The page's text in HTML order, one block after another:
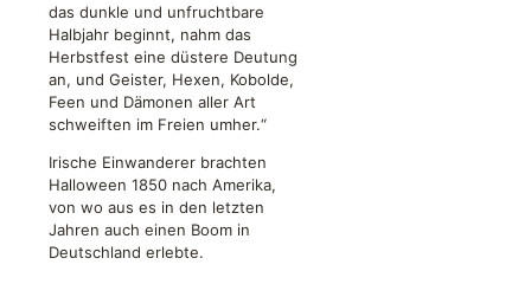
das dunkle und unfruchtbare
Halbjahr beginnt, nahm das
Herbstfest eine düstere Deutung
an, und Geister, Hexen, Kobolde,
Feen und Dämonen aller Art
schweiften im Freien umher.“
Irische Einwanderer brachten
Halloween 1850 nach Amerika,
von wo aus es in den letzten
Jahren auch einen Boom in
Deutschland erlebte.